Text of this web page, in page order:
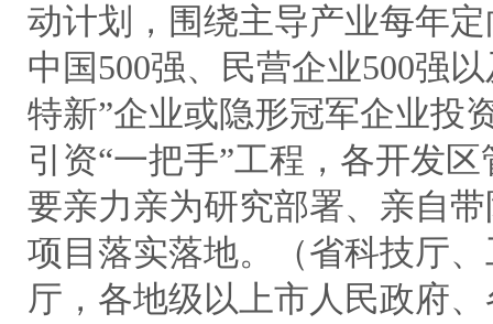
动计划，围绕主导产业每年
中国500强、民营企业500强
特新”企业或隐形冠军企业投
引资“一把手”工程，各开发
要亲力亲为研究部署、亲自
项目落实落地。（省科技厅
厅，各地级以上市人民政府